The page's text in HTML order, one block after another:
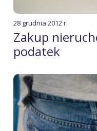
28 grudnia 2012 r.
Zakup
podatek